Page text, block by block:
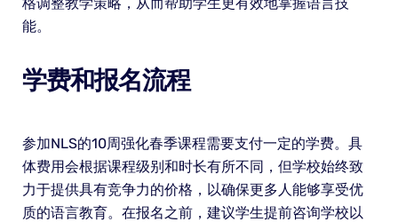
能。
学费和报名流程
参加NLS的10周强化春季课程需要支付一定的学费。具
体费用会根据课程级别和时长有所不同，但学校始终致
力于提供具有竞争力的价格，以确保更多人能够享受优
质的语言教育。在报名之前，建议学生提前咨询学校以